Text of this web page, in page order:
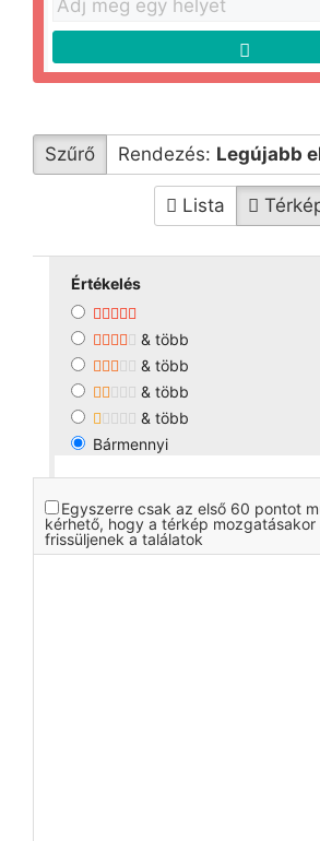
Szűrő Rendezés: Legújabb
Lista
Értékelés
& több
& több
& több
& több
Bármennyi
Egyszerre csak az első 60 pontot
kérhető, hogy a térkép mozgatásakor
frissüljenek a találatok